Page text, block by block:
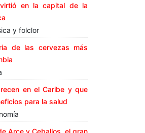
en la capital de la
y folclor
de las cervezas más
en el Caribe y que
para la salud